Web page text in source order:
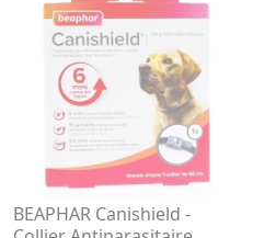
BEAPHAR Canishield -